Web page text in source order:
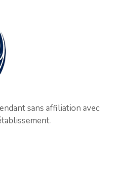
sans affiliation avec